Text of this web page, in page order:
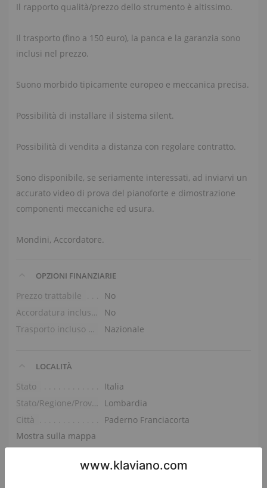
Il rapporto qualità/prezzo dello strumento è altissimo.
Il trasporto (fino a 150 euro), la panca e la garanzia sono
inclusi nel prezzo.
Suono morbido tipicamente europeo e meccanica precisa.
Possibilità di installare il sistema silent.
Possibilità di vendita a distanza con regolare contratto.
Sono disponibile, se seriamente interessati, ad inviarvi un
accurato video di prova del pianoforte e dimostrazione
componenti meccaniche ed usura.
Mondini, Accordatore.
OPZIONI FINANZIARIE
Prezzo trattabile
No
Accordatura inclusa nel prezzo
No
Trasporto incluso nel prezzo (piano terra)
Nazionale
LOCALITÀ
Stato
Italia
Stato/Regione/Provincia
Lombardia
Città
Paderno Franciacorta
Mostra sulla mappa
Chiedi i dettagli